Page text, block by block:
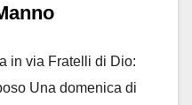
in via Fratelli di Dio:
Una domenica di